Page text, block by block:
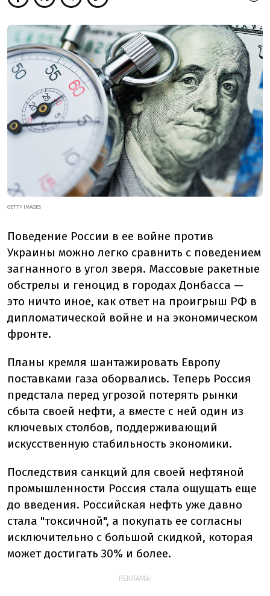
GETTY IMAGES
Поведение России в ее войне против
Украины можно легко сравнить с поведением
загнанного в угол зверя. Массовые ракетные
обстрелы и геноцид в городах Донбасса —
это ничто иное, как ответ на проигрыш РФ в
дипломатической войне и на экономическом
фронте.
Планы кремля шантажировать Европу
поставками газа оборвались. Теперь Россия
предстала перед угрозой потерять рынки
сбыта своей нефти, а вместе с ней один из
ключевых столбов, поддерживающий
искусственную стабильность экономики.
Последствия санкций для своей нефтяной
промышленности Россия стала ощущать еще
до введения. Российская нефть уже давно
стала "токсичной", а покупать ее согласны
исключительно с большой скидкой, которая
может достигать 30% и более.
РЕКЛАМА: